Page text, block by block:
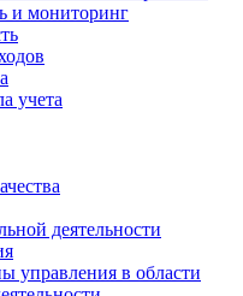
и мониторинг
учета
деятельности
управления в области